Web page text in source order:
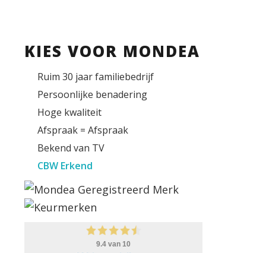
KIES VOOR MONDEA
Ruim 30 jaar familiebedrijf
Persoonlijke benadering
Hoge kwaliteit
Afspraak = Afspraak
Bekend van TV
CBW Erkend